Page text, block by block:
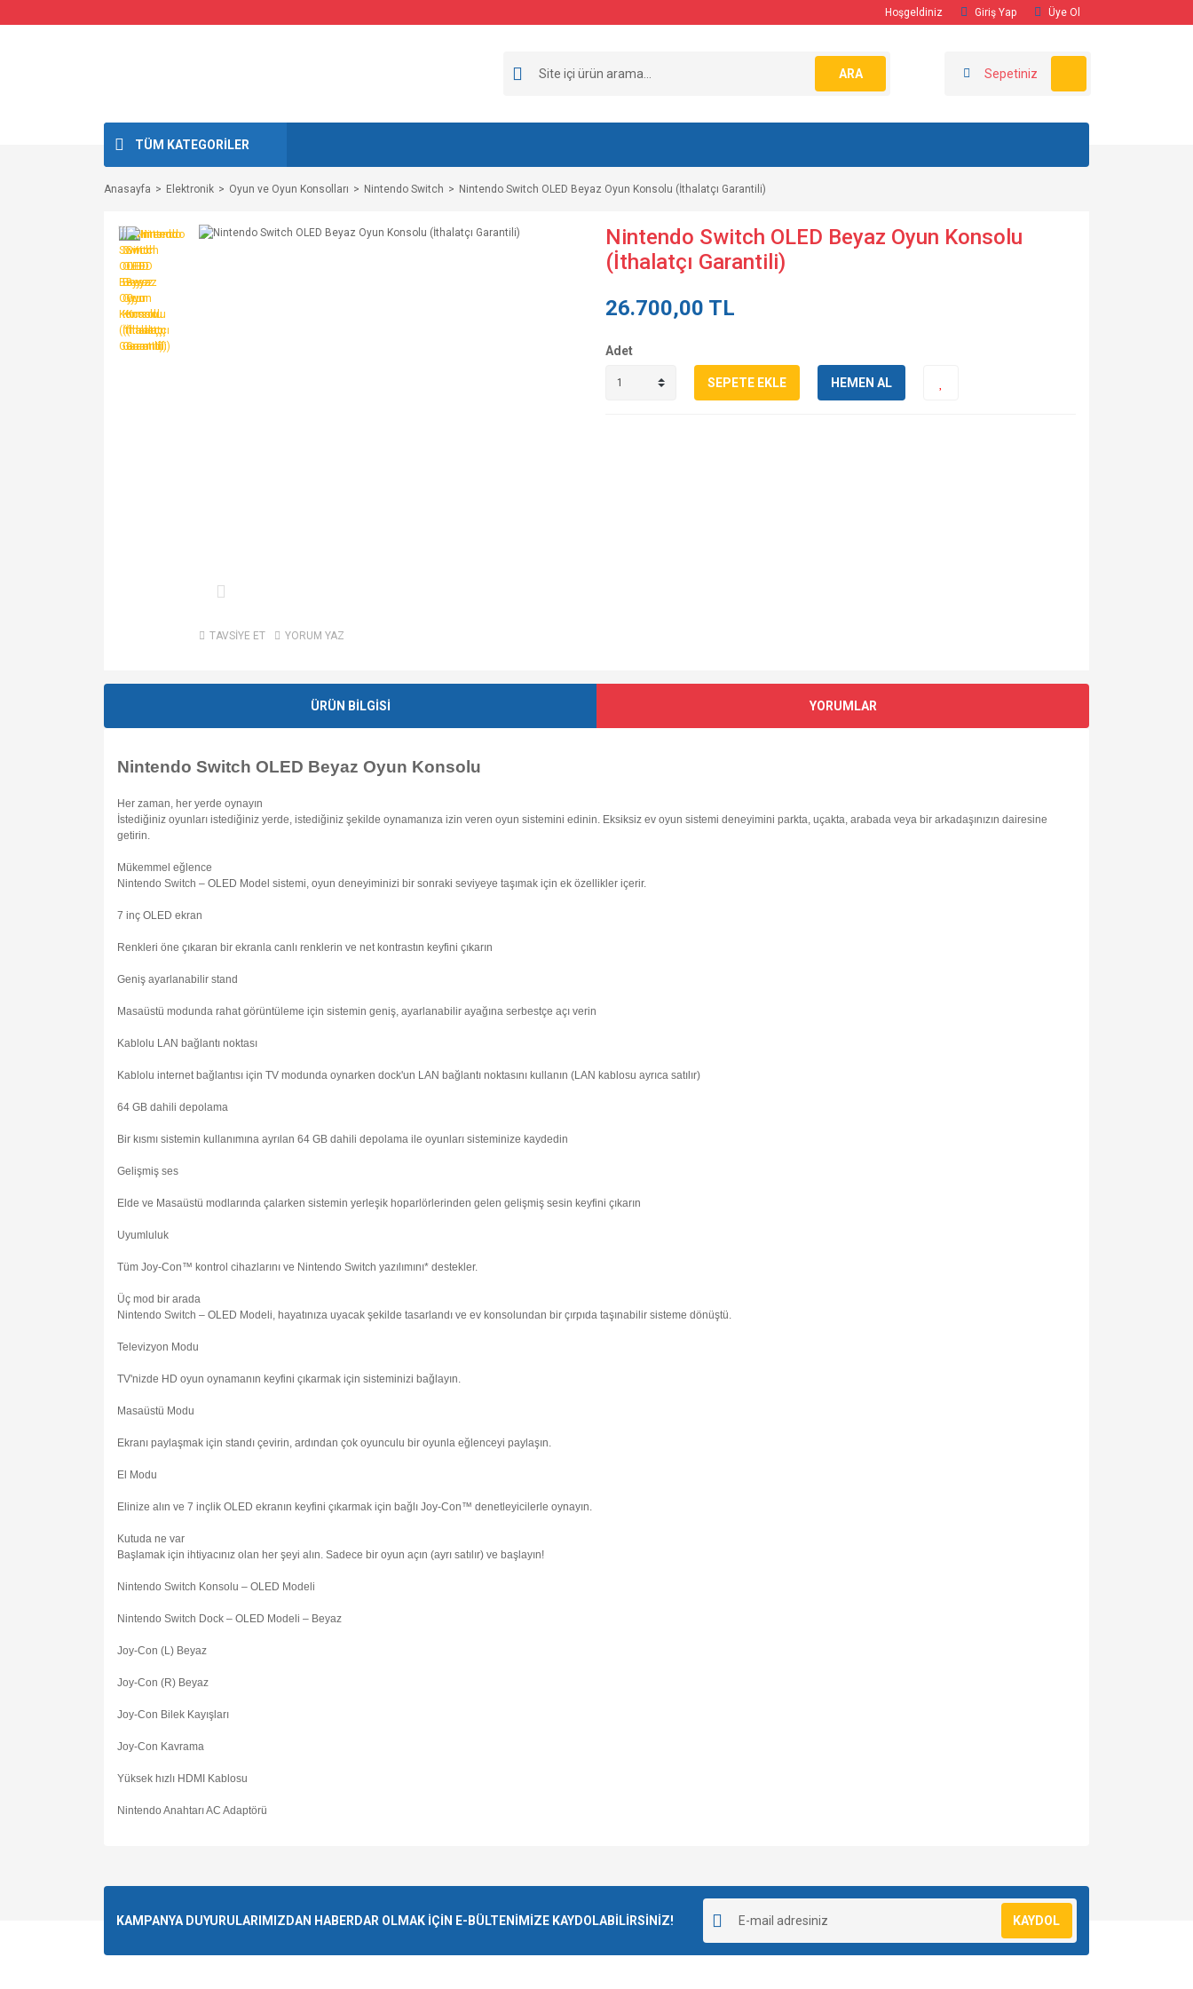
Hoşgeldiniz Giriş Yap Üye Ol
ARA Sepetiniz
TÜM KATEGORİLER
Anasayfa Elektronik Oyun ve Oyun Konsolları Nintendo Switch Nintendo Switch OLED Beyaz Oyun Konsolu (İthalatçı Garantili)
TAVSİYE ET YORUM YAZ
Nintendo Switch OLED Beyaz Oyun Konsolu
(İthalatçı Garantili)
26.700,00 TL
Adet
SEPETE EKLE HEMEN AL
ÜRÜN BİLGİSİ YORUMLAR
Nintendo Switch OLED Beyaz Oyun Konsolu
Her zaman, her yerde oynayın
İstediğiniz oyunları istediğiniz yerde, istediğiniz şekilde oynamanıza izin veren oyun sistemini edinin. Eksiksiz ev oyun sistemi deneyimini parkta, uçakta, arabada veya bir arkadaşınızın dairesine
getirin.
Mükemmel eğlence
Nintendo Switch – OLED Model sistemi, oyun deneyiminizi bir sonraki seviyeye taşımak için ek özellikler içerir.
7 inç OLED ekran
Renkleri öne çıkaran bir ekranla canlı renklerin ve net kontrastın keyfini çıkarın
Geniş ayarlanabilir stand
Masaüstü modunda rahat görüntüleme için sistemin geniş, ayarlanabilir ayağına serbestçe açı verin
Kablolu LAN bağlantı noktası
Kablolu internet bağlantısı için TV modunda oynarken dock'un LAN bağlantı noktasını kullanın (LAN kablosu ayrıca satılır)
64 GB dahili depolama
Bir kısmı sistemin kullanımına ayrılan 64 GB dahili depolama ile oyunları sisteminize kaydedin
Gelişmiş ses
Elde ve Masaüstü modlarında çalarken sistemin yerleşik hoparlörlerinden gelen gelişmiş sesin keyfini çıkarın
Uyumluluk
Tüm Joy-Con™ kontrol cihazlarını ve Nintendo Switch yazılımını* destekler.
Üç mod bir arada
Nintendo Switch – OLED Modeli, hayatınıza uyacak şekilde tasarlandı ve ev konsolundan bir çırpıda taşınabilir sisteme dönüştü.
Televizyon Modu
TV'nizde HD oyun oynamanın keyfini çıkarmak için sisteminizi bağlayın.
Masaüstü Modu
Ekranı paylaşmak için standı çevirin, ardından çok oyunculu bir oyunla eğlenceyi paylaşın.
El Modu
Elinize alın ve 7 inçlik OLED ekranın keyfini çıkarmak için bağlı Joy-Con™ denetleyicilerle oynayın.
Kutuda ne var
Başlamak için ihtiyacınız olan her şeyi alın. Sadece bir oyun açın (ayrı satılır) ve başlayın!
Nintendo Switch Konsolu – OLED Modeli
Nintendo Switch Dock – OLED Modeli – Beyaz
Joy-Con (L) Beyaz
Joy-Con (R) Beyaz
Joy-Con Bilek Kayışları
Joy-Con Kavrama
Yüksek hızlı HDMI Kablosu
Nintendo Anahtarı AC Adaptörü
KAMPANYA DUYURULARIMIZDAN HABERDAR OLMAK İÇİN E-BÜLTENİMİZE KAYDOLABİLİRSİNİZ! KAYDOL